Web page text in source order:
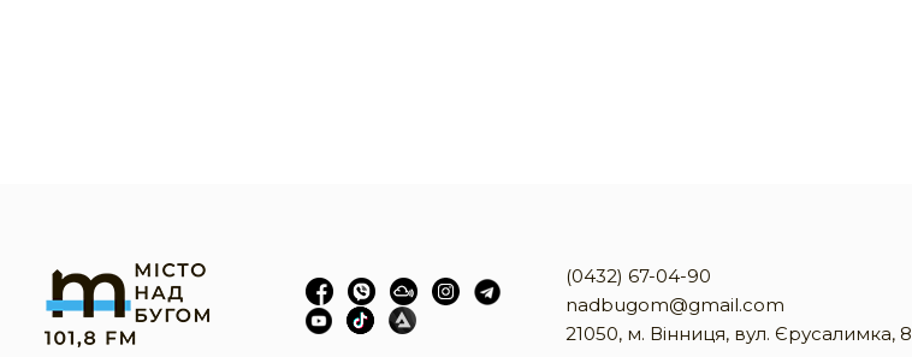
(0432) 67-04-90
nadbugom@gmail.com
21050, м. Вінниця, вул. Єрусалимка, 8